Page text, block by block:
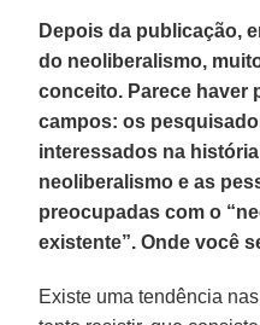
Depois da publicação,
do neoliberalismo,
conceito. Parece haver
campos: os
interessados na
neoliberalismo e as
preocupadas com o
existente”. Onde você
Existe uma tendência